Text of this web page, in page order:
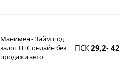
Манимен - Займ под
залог ПТС онлайн без
продажи авто
ПСК 29,2- 42